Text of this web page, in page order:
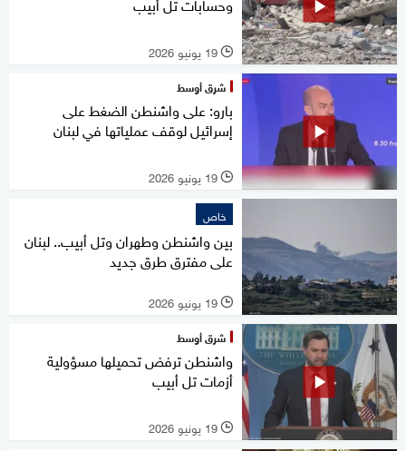
l 19 يونيو 2026
شرق أوسط
بارو: على واشنطن الضغط على
إسرائيل لوقف عملياتها في لبنان
l 19 يونيو 2026
خاص
بين واشنطن وطهران وتل أبيب.. لبنان
على مفترق طرق جديد
l 19 يونيو 2026
شرق أوسط
واشنطن ترفض تحميلها مسؤولية
أزمات تل أبيب
l 19 يونيو 2026